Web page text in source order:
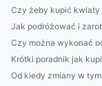
Czy żeby kupić kwiaty
Jak podróżować i
Czy można wykonać
Krótki poradnik jak
Od kiedy zmiany w